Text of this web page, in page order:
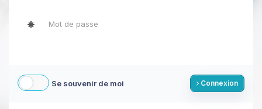
Se souvenir de moi Connexion